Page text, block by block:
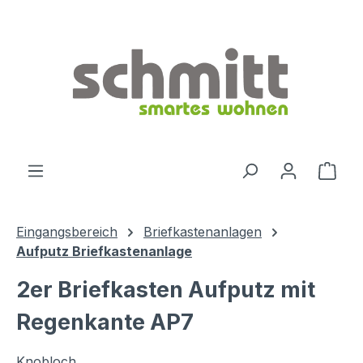
Eingangsbereich
Briefkastenanlagen
Aufputz Briefkastenanlage
2er Briefkasten Aufputz mit
Regenkante AP7